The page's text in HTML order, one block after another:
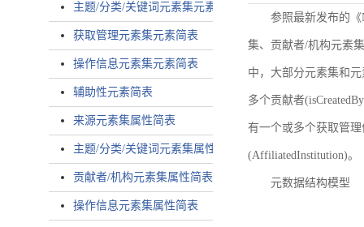
主题/分类/关键词元素集元素简表
获取管理元素集元素简表
操作信息元素集元素简表
辅助性元素简表
来源元素集属性简表
主题/分类/关键词元素集属性简表
贡献者/机构元素集属性简表
操作信息元素集属性简表
参照最新发布的
集、贡献者/机构元素
中，大部分元素集和
多个贡献者
有一个或多个获取管理
(AffiliatedInstitution)。
元数据结构模型